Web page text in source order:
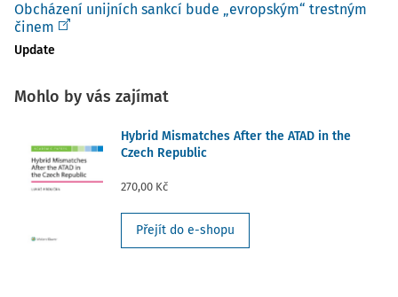
Obcházení unijních sankcí bude „evropským“ trestným
činem
Update
Mohlo by vás zajímat
Hybrid Mismatches After the ATAD in the
Czech Republic
270,00 Kč
Přejít do e-shopu